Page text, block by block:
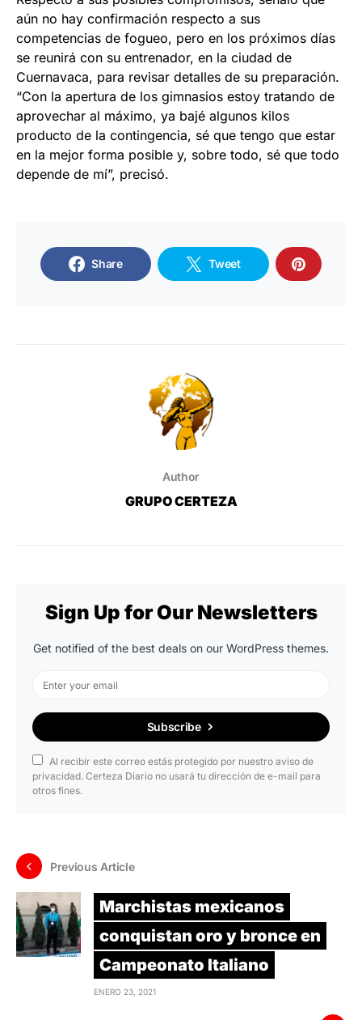
aún no hay confirmación respecto a sus
competencias de fogueo, pero en los próximos días
se reunirá con su entrenador, en la ciudad de
Cuernavaca, para revisar detalles de su preparación.
“Con la apertura de los gimnasios estoy tratando de
aprovechar al máximo, ya bajé algunos kilos
producto de la contingencia, sé que tengo que estar
en la mejor forma posible y, sobre todo, sé que todo
depende de mí”, precisó.
Share Tweet
Author
GRUPO CERTEZA
Sign Up for Our Newsletters
Get notified of the best deals on our WordPress themes.
Subscribe
Al recibir este correo estás protegido por nuestro aviso de
privacidad. Certeza Diario no usará tu dirección de e-mail para
otros fines.
Previous Article
Marchistas mexicanos
conquistan oro y bronce en
Campeonato Italiano
ENERO 23, 2021